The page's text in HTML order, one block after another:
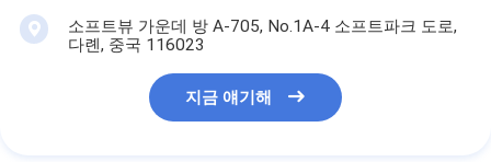
소프트뷰 가운데 방 A-705, No.1A-4 소프트파크 도로,
다롄, 중국 116023
지금 얘기해